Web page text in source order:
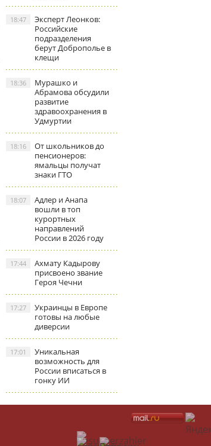
Эксперт Леонков:
Российские
подразделения
берут Доброполье в
клещи
18:47
Мурашко и
Абрамова обсудили
развитие
здравоохранения в
Удмуртии
18:36
От школьников до
пенсионеров:
ямальцы получат
знаки ГТО
18:16
Адлер и Анапа
вошли в топ
курортных
направлений
России в 2026 году
18:07
Ахмату Кадырову
присвоено звание
Героя Чечни
17:44
Украинцы в Европе
готовы на любые
диверсии
17:27
Уникальная
возможность для
России вписаться в
гонку ИИ
17:01